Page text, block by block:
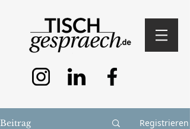
Beitrag Registrieren